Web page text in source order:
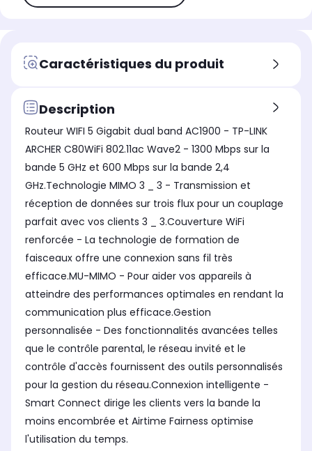
Caractéristiques du produit
Description
Routeur WIFI 5 Gigabit dual band AC1900 - TP-LINK
ARCHER C80WiFi 802.11ac Wave2 - 1300 Mbps sur la
bande 5 GHz et 600 Mbps sur la bande 2,4
GHz.Technologie MIMO 3 _ 3 - Transmission et
réception de données sur trois flux pour un couplage
parfait avec vos clients 3 _ 3.Couverture WiFi
renforcée - La technologie de formation de
faisceaux offre une connexion sans fil très
efficace.MU-MIMO - Pour aider vos appareils à
atteindre des performances optimales en rendant la
communication plus efficace.Gestion
personnalisée - Des fonctionnalités avancées telles
que le contrôle parental, le réseau invité et le
contrôle d'accès fournissent des outils personnalisés
pour la gestion du réseau.Connexion intelligente -
Smart Connect dirige les clients vers la bande la
moins encombrée et Airtime Fairness optimise
l'utilisation du temps.